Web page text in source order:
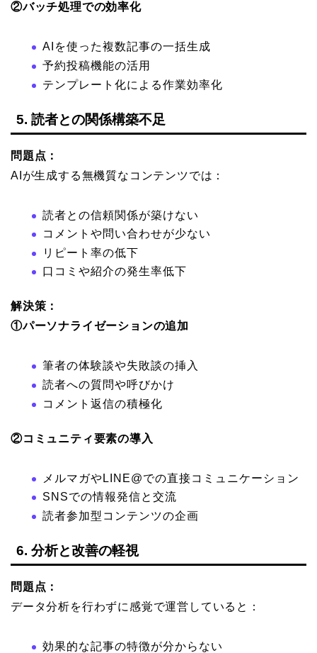
②バッチ処理での効率化
AIを使った複数記事の一括生成
予約投稿機能の活用
テンプレート化による作業効率化
5. 読者との関係構築不足
問題点：
AIが生成する無機質なコンテンツでは：
読者との信頼関係が築けない
コメントや問い合わせが少ない
リピート率の低下
口コミや紹介の発生率低下
解決策：
①パーソナライゼーションの追加
筆者の体験談や失敗談の挿入
読者への質問や呼びかけ
コメント返信の積極化
②コミュニティ要素の導入
メルマガやLINE@での直接コミュニケーション
SNSでの情報発信と交流
読者参加型コンテンツの企画
6. 分析と改善の軽視
問題点：
データ分析を行わずに感覚で運営していると：
効果的な記事の特徴が分からない